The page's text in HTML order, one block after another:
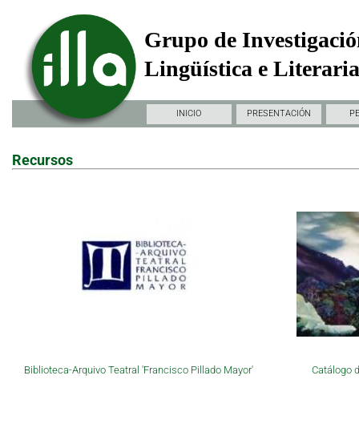
Grupo de
Lingüística e
INICIO PRESENTACIÓN
Recursos
Biblioteca-Arquivo Teatral 'Francisco Pillado Mayor' Catálogo